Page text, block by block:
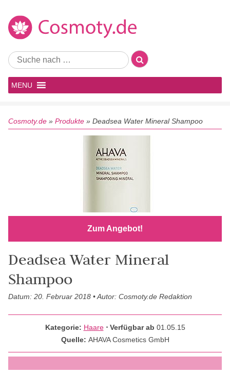
MENU
Cosmoty.de » Produkte » Deadsea Water Mineral Shampoo
Zum Angebot!
Deadsea Water Mineral
Shampoo
Datum: 20. Februar 2018 • Autor: Cosmoty.de Redaktion
Kategorie: Haare ⋅ Verfügbar ab 01.05.15
Quelle: AHAVA Cosmetics GmbH